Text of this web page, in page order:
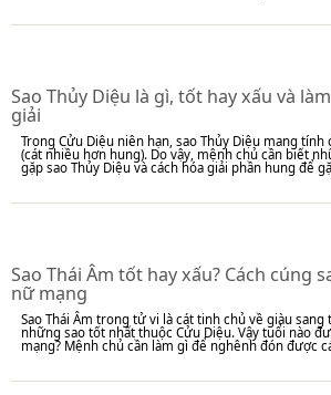
Sao Thủy Diệu là gì, tốt hay xấu và
giải
Trong Cửu Diệu niên hạn, sao Thủy Diệu mang tính
(cát nhiều hơn hung). Do vậy, mệnh chủ cần biết
gặp sao Thủy Diệu và cách hóa giải phần hung để
Sao Thái Âm tốt hay xấu? Cách cúng
nữ mạng
Sao Thái Âm trong tử vi là cát tinh chủ về giàu
những sao tốt nhất thuộc Cửu Diệu. Vậy tuổi nào
mạng? Mệnh chủ cần làm gì để nghênh đón được